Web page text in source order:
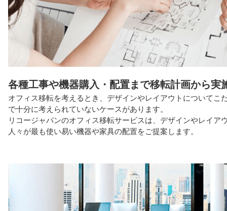
各種工事や機器購入・配置まで移転計画から実
オフィス移転を考えるとき、デザインやレイアウトについてこ
で十分に考えられていないケースがあります。
リコージャパンのオフィス移転サービスは、デザインやレイア
人々が最も使い易い機器や家具の配置をご提案します。